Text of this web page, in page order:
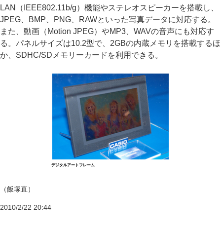
LAN（IEEE802.11b/g）機能やステレオスピーカーを搭載し、
JPEG、BMP、PNG、RAWといった写真データに対応する。
また、動画（Motion JPEG）やMP3、WAVの音声にも対応す
る。パネルサイズは10.2型で、2GBの内蔵メモリを搭載するほ
か、SDHC/SDメモリーカードを利用できる。
デジタルアートフレーム
（飯塚直）
2010/2/22 20:44